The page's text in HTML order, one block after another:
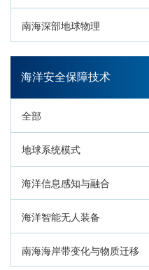
南海深部地球物理
深海生命与生态过程
海洋安全保障技术
全部
地球系统模式
海洋信息感知与融合
海洋智能无人装备
南海海岸带变化与物质迁移